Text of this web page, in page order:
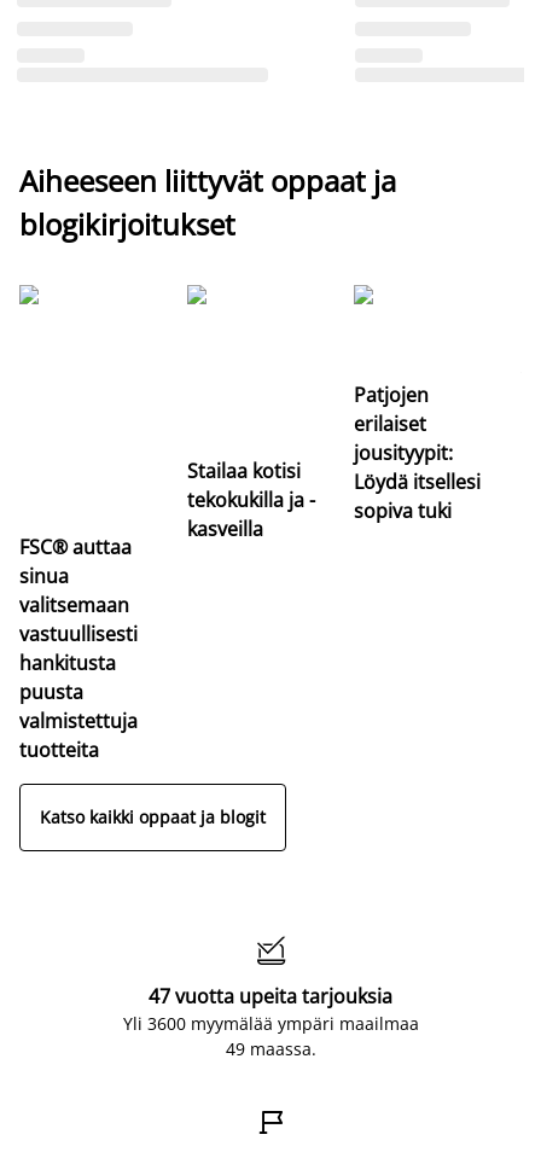
Aiheeseen liittyvät oppaat ja
blogikirjoitukset
FSC® auttaa
sinua
valitsemaan
vastuullisesti
hankitusta
puusta
valmistettuja
tuotteita
Stailaa kotisi
tekokukilla ja -
kasveilla
Patjojen
erilaiset
jousityypit:
Löydä itsellesi
sopiva tuki
Katso kaikki oppaat ja blogit

47 vuotta upeita tarjouksia
Yli 3600 myymälää ympäri maailmaa
49 maassa.
